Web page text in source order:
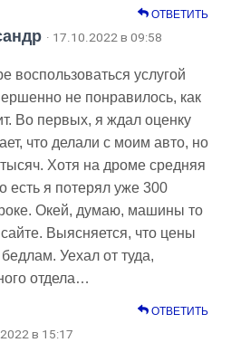
ОТВЕТИТЬ
· 17.10.2022 в 09:58
воспользоваться услугой
не понравилось, как
Во первых, я ждал оценку
что делали с моим авто, но
Хотя на дроме средняя
есть я потерял уже 300
Окей, думаю, машины то
Выясняется, что цены
Уехал от туда,
отдела…
ОТВЕТИТЬ
в 15:17